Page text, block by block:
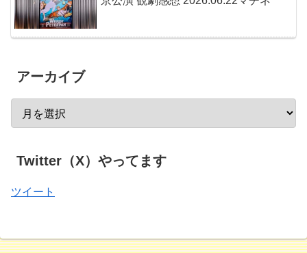
アーカイブ
Twitter（X）やってます
ツイート